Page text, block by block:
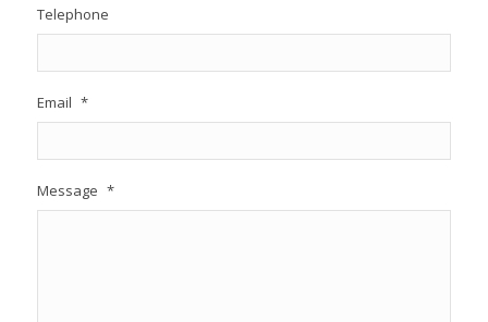
Telephone
Email *
Message *